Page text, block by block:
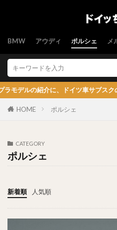
BMW アウディ ポルシェ メ
イツ車サブスクのすすめ！
HOME ポルシェ
CATEGORY
ポルシェ
新着順 人気順